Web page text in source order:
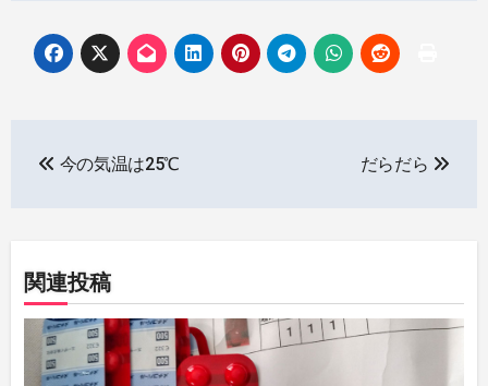
ビ
ゲ
ー
今の気温は25℃ だらだら
関連投稿